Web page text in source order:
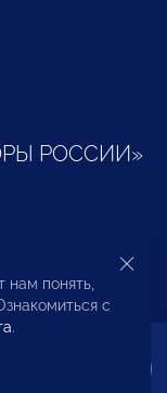
РОССИИ»
и
понять,
с
.